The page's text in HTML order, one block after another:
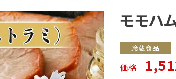
モモハ
冷蔵商品
価格